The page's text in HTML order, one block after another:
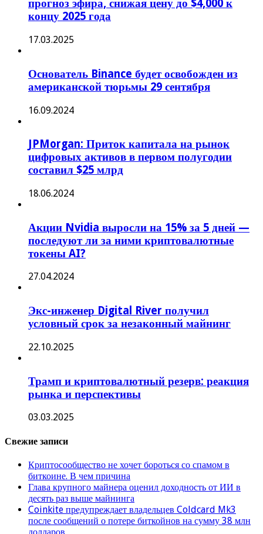
прогноз эфира, снижая цену до $4,000 к
концу 2025 года
17.03.2025
Основатель Binance будет освобожден из
американской тюрьмы 29 сентября
16.09.2024
JPMorgan: Приток капитала на рынок
цифровых активов в первом полугодии
составил $25 млрд
18.06.2024
Акции Nvidia выросли на 15% за 5 дней —
последуют ли за ними криптовалютные
токены AI?
27.04.2024
Экс-инженер Digital River получил
условный срок за незаконный майнинг
22.10.2025
Трамп и криптовалютный резерв: реакция
рынка и перспективы
03.03.2025
Свежие записи
Криптосообщество не хочет бороться со спамом в
биткоине. В чем причина
Глава крупного майнера оценил доходность от ИИ в
десять раз выше майнинга
Coinkite предупреждает владельцев Coldcard Mk3
после сообщений о потере биткойнов на сумму 38 млн